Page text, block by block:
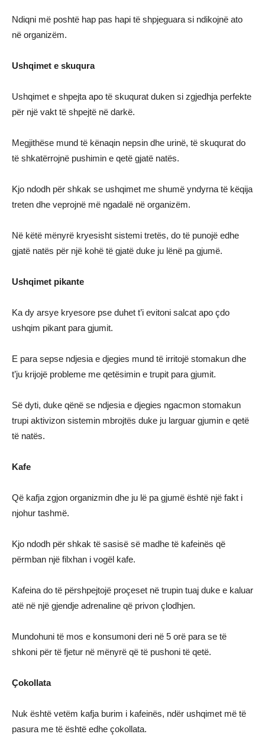
Ndiqni më poshtë hap pas hapi të shpjeguara si ndikojnë ato
në organizëm.
Ushqimet e skuqura
Ushqimet e shpejta apo të skuqurat duken si zgjedhja perfekte
për një vakt të shpejtë në darkë.
Megjithëse mund të kënaqin nepsin dhe urinë, të skuqurat do
të shkatërrojnë pushimin e qetë gjatë natës.
Kjo ndodh për shkak se ushqimet me shumë yndyrna të këqija
treten dhe veprojnë më ngadalë në organizëm.
Në këtë mënyrë kryesisht sistemi tretës, do të punojë edhe
gjatë natës për një kohë të gjatë duke ju lënë pa gjumë.
Ushqimet pikante
Ka dy arsye kryesore pse duhet t’i evitoni salcat apo çdo
ushqim pikant para gjumit.
E para sepse ndjesia e djegies mund të irritojë stomakun dhe
t’ju krijojë probleme me qetësimin e trupit para gjumit.
Së dyti, duke qënë se ndjesia e djegies ngacmon stomakun
trupi aktivizon sistemin mbrojtës duke ju larguar gjumin e qetë
të natës.
Kafe
Që kafja zgjon organizmin dhe ju lë pa gjumë është një fakt i
njohur tashmë.
Kjo ndodh për shkak të sasisë së madhe të kafeinës që
përmban një filxhan i vogël kafe.
Kafeina do të përshpejtojë proçeset në trupin tuaj duke e kaluar
atë në një gjendje adrenaline që privon çlodhjen.
Mundohuni të mos e konsumoni deri në 5 orë para se të
shkoni për të fjetur në mënyrë që të pushoni të qetë.
Çokollata
Nuk është vetëm kafja burim i kafeinës, ndër ushqimet më të
pasura me të është edhe çokollata.